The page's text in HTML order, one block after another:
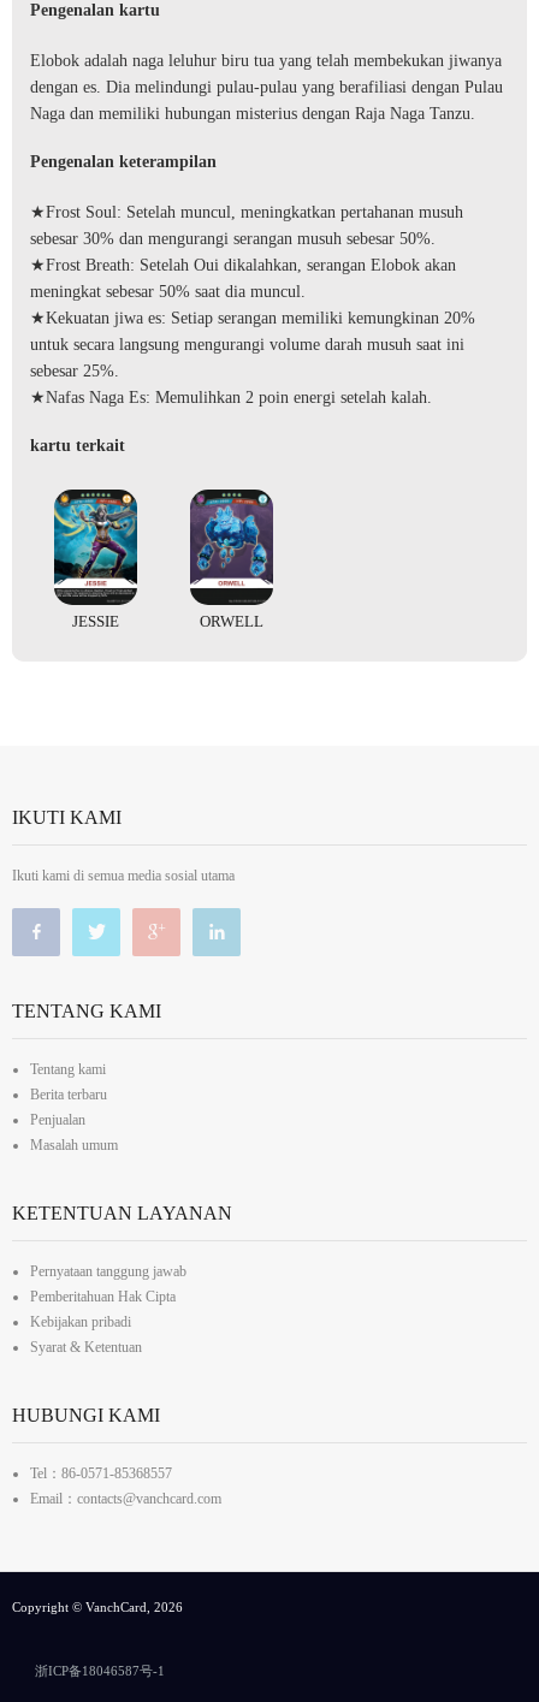
Pengenalan kartu
Elobok adalah naga leluhur biru tua yang telah membekukan jiwanya
dengan es. Dia melindungi pulau-pulau yang berafiliasi dengan Pulau
Naga dan memiliki hubungan misterius dengan Raja Naga Tanzu.
Pengenalan keterampilan
★Frost Soul: Setelah muncul, meningkatkan pertahanan musuh
sebesar 30% dan mengurangi serangan musuh sebesar 50%.
★Frost Breath: Setelah Oui dikalahkan, serangan Elobok akan
meningkat sebesar 50% saat dia muncul.
★Kekuatan jiwa es: Setiap serangan memiliki kemungkinan 20%
untuk secara langsung mengurangi volume darah musuh saat ini
sebesar 25%.
★Nafas Naga Es: Memulihkan 2 poin energi setelah kalah.
kartu terkait
JESSIE ORWELL
IKUTI KAMI
Ikuti kami di semua media sosial utama
TENTANG KAMI
Tentang kami
Berita terbaru
Penjualan
Masalah umum
KETENTUAN LAYANAN
Pernyataan tanggung jawab
Pemberitahuan Hak Cipta
Kebijakan pribadi
Syarat & Ketentuan
HUBUNGI KAMI
Tel：86-0571-85368557
Email：contacts@vanchcard.com
Copyright © VanchCard, 2026
浙ICP备18046587号-1